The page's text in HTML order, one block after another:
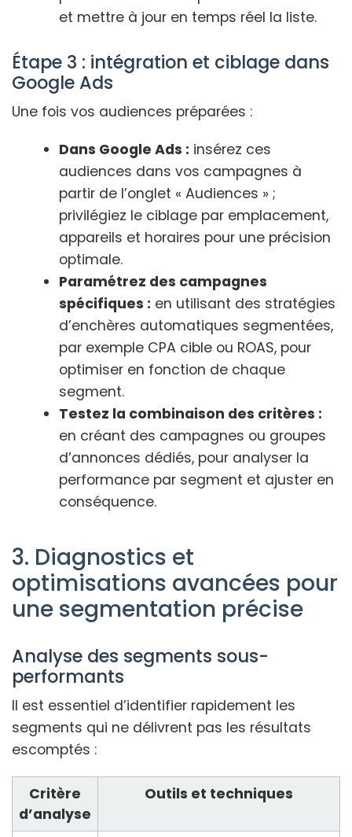
et mettre à jour en temps réel la liste.
Étape 3 : intégration et ciblage dans
Google Ads
Une fois vos audiences préparées :
Dans Google Ads : insérez ces
audiences dans vos campagnes à
partir de l’onglet « Audiences » ;
privilégiez le ciblage par emplacement,
appareils et horaires pour une précision
optimale.
Paramétrez des campagnes
spécifiques : en utilisant des stratégies
d’enchères automatiques segmentées,
par exemple CPA cible ou ROAS, pour
optimiser en fonction de chaque
segment.
Testez la combinaison des critères :
en créant des campagnes ou groupes
d’annonces dédiés, pour analyser la
performance par segment et ajuster en
conséquence.
3. Diagnostics et
optimisations avancées pour
une segmentation précise
Analyse des segments sous-
performants
Il est essentiel d’identifier rapidement les
segments qui ne délivrent pas les résultats
escomptés :
Critère
d’analyse
Outils et techniques